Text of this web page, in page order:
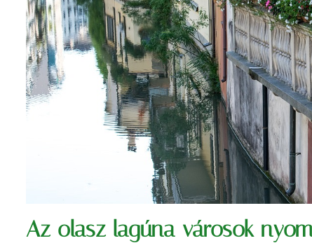
Az olasz lagúna városok